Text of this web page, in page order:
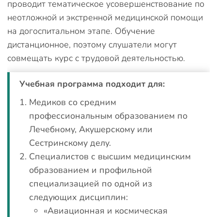
проводит тематическое усовершенствование по
неотложной и экстренной медицинской помощи
на догоспитальном этапе. Обучение
дистанционное, поэтому слушатели могут
совмещать курс с трудовой деятельностью.
Учебная программа подходит для:
Медиков со средним
профессиональным образованием по
Лечебному, Акушерскому или
Сестринскому делу.
Специалистов с высшим медицинским
образованием и профильной
специализацией по одной из
следующих дисциплин:
«Авиационная и космическая